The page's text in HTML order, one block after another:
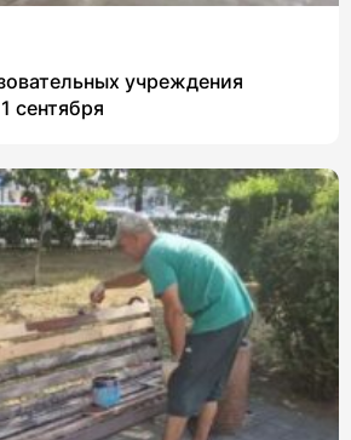
учреждения
сентября